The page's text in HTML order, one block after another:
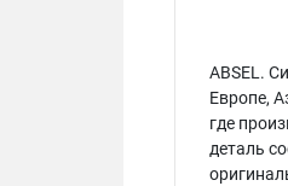
ABSEL.
Европе,
где
деталь